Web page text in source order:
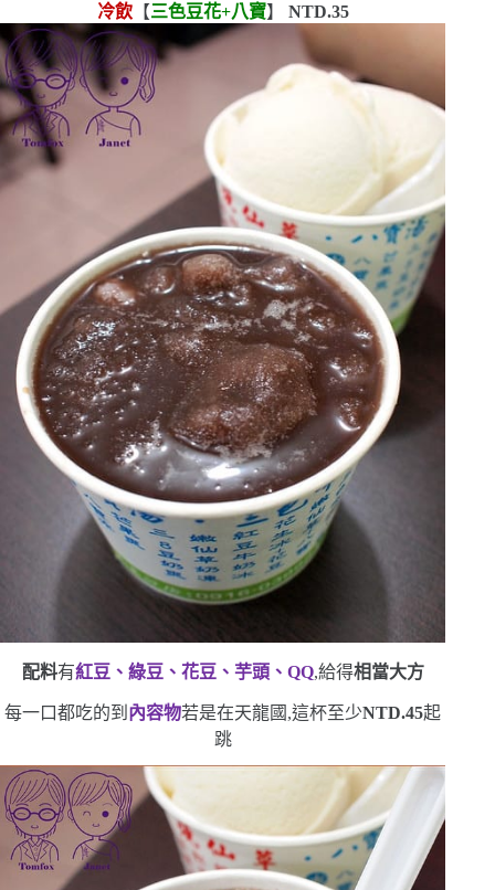
冷飲【三色豆花+八寶】 NTD.35
配料有紅豆、綠豆、花豆、芋頭、 QQ,給得相當大方
每一口都吃的到 內容物若是在天龍國,這杯至少NTD.45起
跳